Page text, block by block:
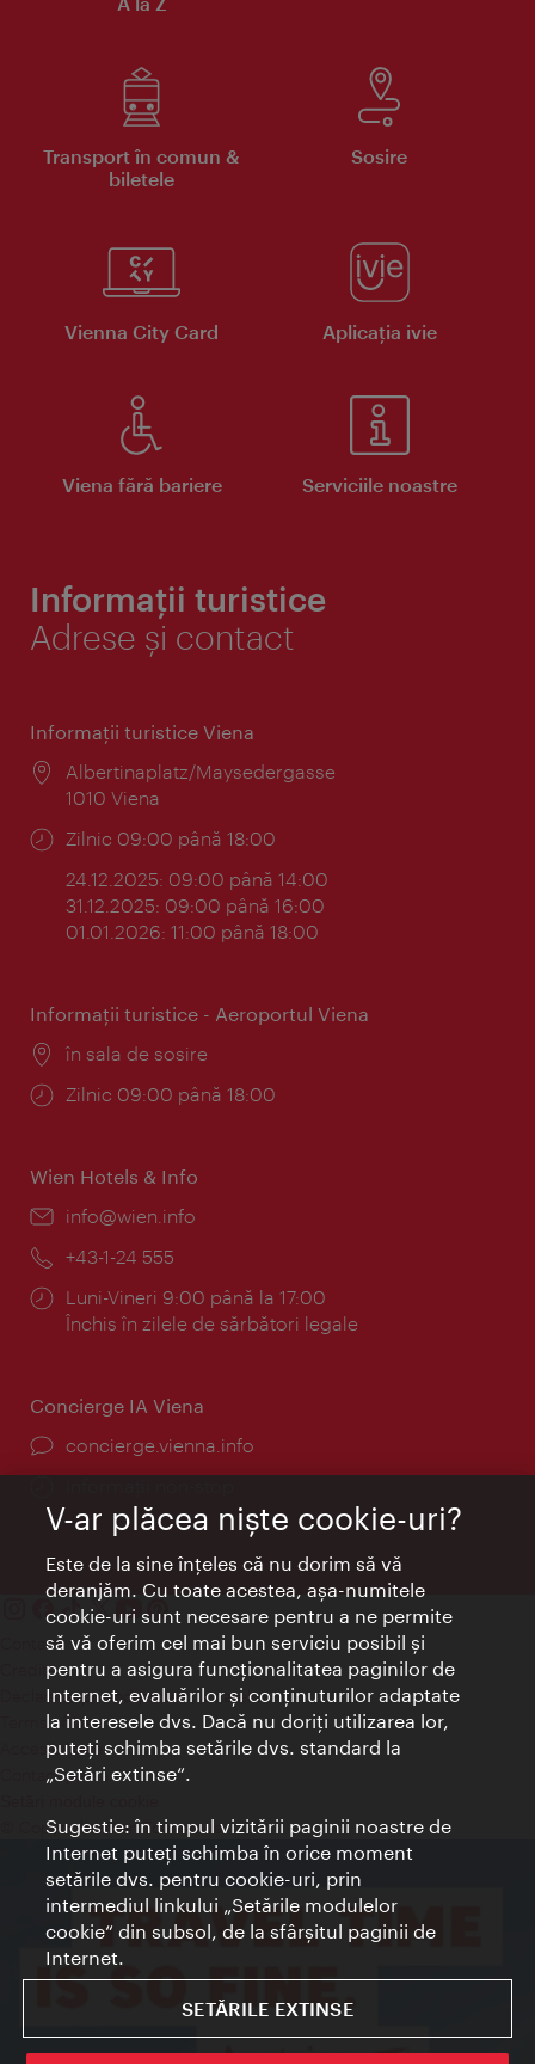
Transport în comun &
biletele
Sosire
Vienna City Card Aplicaţia ivie
Viena fără bariere Serviciile noastre
Informații turistice
Adrese și contact
Informaţii turistice Viena
Locul:
Albertinaplatz/Maysedergasse
1010 Viena
Program:
Zilnic 09:00 până 18:00
24.12.2025: 09:00 până 14:00
31.12.2025: 09:00 până 16:00
01.01.2026: 11:00 până 18:00
Informaţii turistice - Aeroportul Viena
Locul:
în sala de sosire
Program:
Zilnic 09:00 până 18:00
Wien Hotels & Info
E-
info@wien.info
Telefon:
+43-1-24 555
Program:
Luni-Vineri 9:00 până la 17:00
Închis în zilele de sărbători legale
Concierge IA Viena
concierge.vienna.info
Contact
Credits
Declaraţie privind protecţia datelor
Terms of Use
Accesibilitate
Contact presa
© Copyright Wien Tourismus
V-ar plăcea nişte cookie-uri?
Este de la sine înţeles că nu dorim să vă
deranjăm. Cu toate acestea, aşa-numitele
cookie-uri sunt necesare pentru a ne permite
să vă oferim cel mai bun serviciu posibil şi
pentru a asigura funcţionalitatea paginilor de
Internet, evaluărilor şi conţinuturilor adaptate
la interesele dvs. Dacă nu doriţi utilizarea lor,
puteţi schimba setările dvs. standard la
„Setări extinse“.
Sugestie: în timpul vizitării paginii noastre de
Internet puteţi schimba în orice moment
setările dvs. pentru cookie-uri, prin
intermediul linkului „Setările modulelor
cookie“ din subsol, de la sfârşitul paginii de
Internet.
SETĂRILE EXTINSE